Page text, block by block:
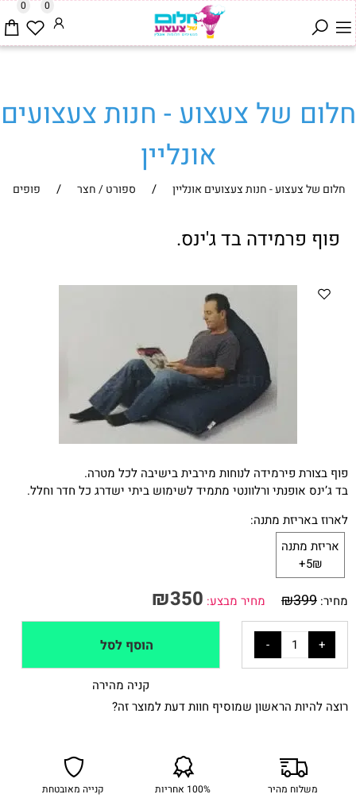
0 0
חלום של צעצוע - חנות צעצועים
אונליין
חלום של צעצוע - חנות צעצועים אונליין / ספורט / חצר / פופים
פוף פרמידה בד ג'ינס.
פוף בצורת פירמידה לנוחות מירבית בישיבה לכל מטרה.
בד ג’ינס אופנתי ורלוונטי מתמיד לשימוש ביתי ישדרג כל חדר וחלל.
לארוז באריזת מתנה:
אריזת מתנה
5₪+
מחיר: ₪399 מחיר מבצע: ₪350
הוסף לסל
קניה מהירה
רוצה להיות הראשון שמוסיף חוות דעת למוצר זה?
משלוח מהיר 100% אחריות קנייה מאובטחת